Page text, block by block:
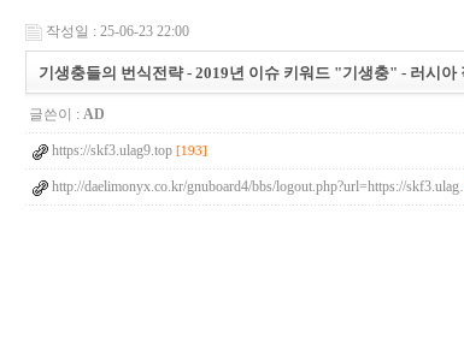
작성일 : 25-06-23 22:00
기생충들의 번식전략 - 2019년 이슈 키워드 "기생충" - 러시아
글쓴이 : AD
https://skf3.ulag9.top [193]
http://daelimonyx.co.kr/gnuboard4/bbs/logout.php?url=https://